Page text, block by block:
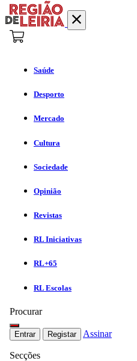
Saúde
Desporto
Mercado
Cultura
Sociedade
Opinião
Revistas
RL Iniciativas
RL+65
RL Escolas
Procurar
Entrar Registar Assinar
Secções